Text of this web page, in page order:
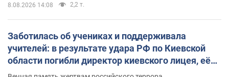
8.08.2026 14:08 2,2 т.
Заботилась об учениках и поддерживала
учителей: в результате удара РФ по Киевской
области погибли директор киевского лицея, её
муж и внук